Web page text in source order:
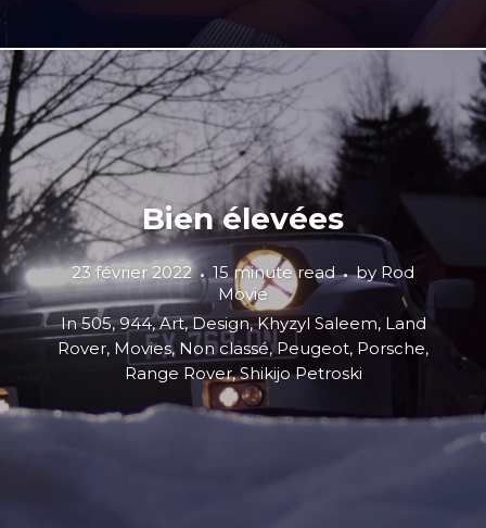
Bien élevées
23 février 2022 15 minute read by Rod
Movie
In505,944,Art,Design,Khyzyl Saleem, Land
Rover, Movies, Non classé,Peugeot, Porsche,
Range Rover,Shikijo Petroski